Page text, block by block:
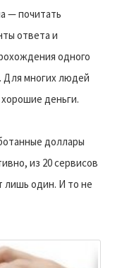
— почитать
ответа и
одного
Для многих людей
деньги.
доллары
из 20 сервисов
лишь один. И то не